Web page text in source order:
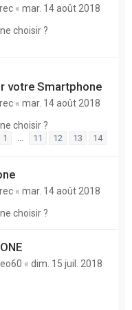
« mar. 14 août 2018
choisir ?
votre Smartphone
« mar. 14 août 2018
choisir ?
1 11 12 13 14
« mar. 14 août 2018
choisir ?
« dim. 15 juil. 2018